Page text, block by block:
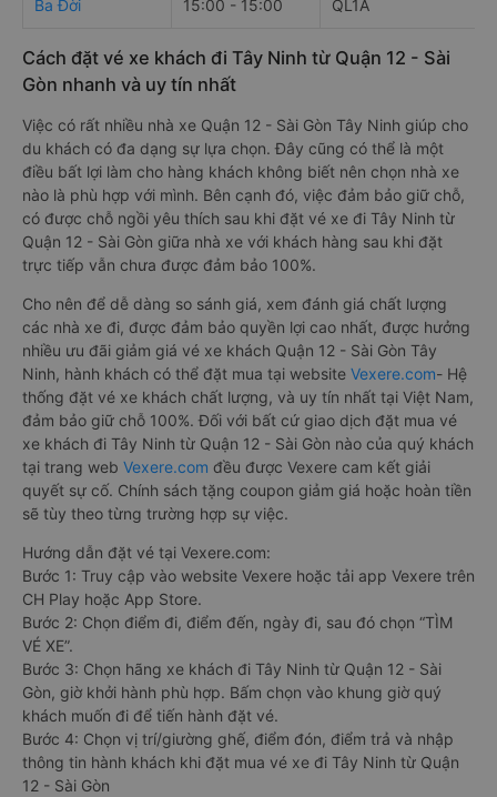
Ba Đời 15:00 - 15:00 QL1A
Cách đặt vé xe khách đi Tây Ninh từ Quận 12 - Sài
Gòn nhanh và uy tín nhất
Việc có rất nhiều nhà xe Quận 12 - Sài Gòn Tây Ninh giúp cho
du khách có đa dạng sự lựa chọn. Đây cũng có thể là một
điều bất lợi làm cho hàng khách không biết nên chọn nhà xe
nào là phù hợp với mình. Bên cạnh đó, việc đảm bảo giữ chỗ,
có được chỗ ngồi yêu thích sau khi đặt vé xe đi Tây Ninh từ
Quận 12 - Sài Gòn giữa nhà xe với khách hàng sau khi đặt
trực tiếp vẫn chưa được đảm bảo 100%.
Cho nên để dễ dàng so sánh giá, xem đánh giá chất lượng
các nhà xe đi, được đảm bảo quyền lợi cao nhất, được hưởng
nhiều ưu đãi giảm giá vé xe khách Quận 12 - Sài Gòn Tây
Ninh, hành khách có thể đặt mua tại website Vexere.com- Hệ
thống đặt vé xe khách chất lượng, và uy tín nhất tại Việt Nam,
đảm bảo giữ chỗ 100%. Đối với bất cứ giao dịch đặt mua vé
xe khách đi Tây Ninh từ Quận 12 - Sài Gòn nào của quý khách
tại trang web Vexere.com đều được Vexere cam kết giải
quyết sự cố. Chính sách tặng coupon giảm giá hoặc hoàn tiền
sẽ tùy theo từng trường hợp sự việc.
Hướng dẫn đặt vé tại Vexere.com:
Bước 1: Truy cập vào website Vexere hoặc tải app Vexere trên
CH Play hoặc App Store.
Bước 2: Chọn điểm đi, điểm đến, ngày đi, sau đó chọn “TÌM
VÉ XE”.
Bước 3: Chọn hãng xe khách đi Tây Ninh từ Quận 12 - Sài
Gòn, giờ khởi hành phù hợp. Bấm chọn vào khung giờ quý
khách muốn đi để tiến hành đặt vé.
Bước 4: Chọn vị trí/giường ghế, điểm đón, điểm trả và nhập
thông tin hành khách khi đặt mua vé xe đi Tây Ninh từ Quận
12 - Sài Gòn